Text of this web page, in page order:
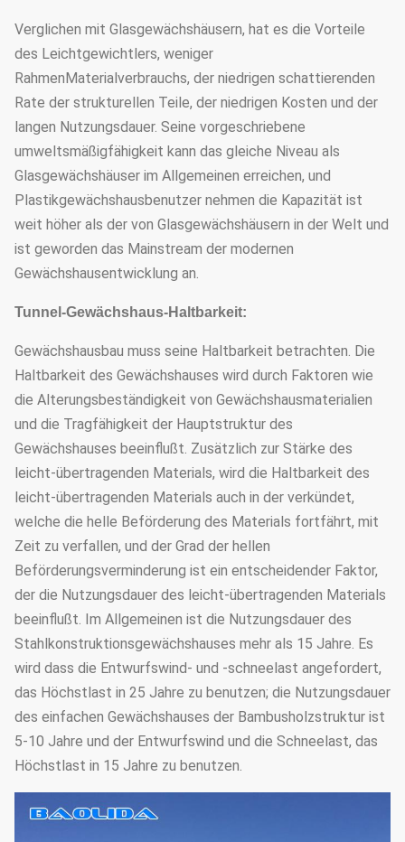
Verglichen mit Glasgewächshäusern, hat es die Vorteile
des Leichtgewichtlers, weniger
RahmenMaterialverbrauchs, der niedrigen schattierenden
Rate der strukturellen Teile, der niedrigen Kosten und der
langen Nutzungsdauer. Seine vorgeschriebene
umweltsmäßigfähigkeit kann das gleiche Niveau als
Glasgewächshäuser im Allgemeinen erreichen, und
Plastikgewächshausbenutzer nehmen die Kapazität ist
weit höher als der von Glasgewächshäusern in der Welt und
ist geworden das Mainstream der modernen
Gewächshausentwicklung an.
Tunnel-Gewächshaus-Haltbarkeit:
Gewächshausbau muss seine Haltbarkeit betrachten. Die
Haltbarkeit des Gewächshauses wird durch Faktoren wie
die Alterungsbeständigkeit von Gewächshausmaterialien
und die Tragfähigkeit der Hauptstruktur des
Gewächshauses beeinflußt. Zusätzlich zur Stärke des
leicht-übertragenden Materials, wird die Haltbarkeit des
leicht-übertragenden Materials auch in der verkündet,
welche die helle Beförderung des Materials fortfährt, mit
Zeit zu verfallen, und der Grad der hellen
Beförderungsverminderung ist ein entscheidender Faktor,
der die Nutzungsdauer des leicht-übertragenden Materials
beeinflußt. Im Allgemeinen ist die Nutzungsdauer des
Stahlkonstruktionsgewächshauses mehr als 15 Jahre. Es
wird dass die Entwurfswind- und -schneelast angefordert,
das Höchstlast in 25 Jahre zu benutzen; die Nutzungsdauer
des einfachen Gewächshauses der Bambusholzstruktur ist
5-10 Jahre und der Entwurfswind und die Schneelast, das
Höchstlast in 15 Jahre zu benutzen.